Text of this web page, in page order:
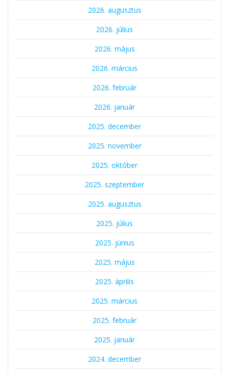
2026. augusztus
2026. július
2026. május
2026. március
2026. február
2026. január
2025. december
2025. november
2025. október
2025. szeptember
2025. augusztus
2025. július
2025. június
2025. május
2025. április
2025. március
2025. február
2025. január
2024. december